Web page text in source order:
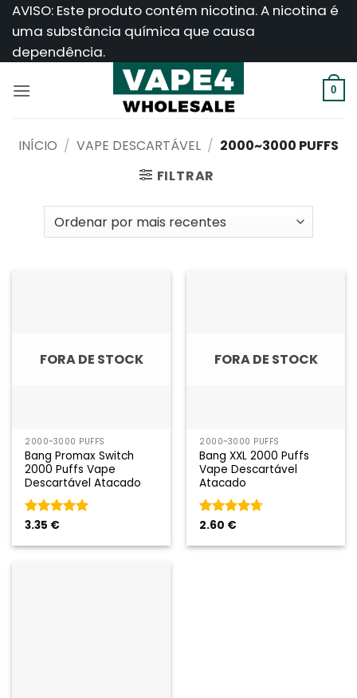
Saltar
para
AVISO: Este produto contém nicotina. A nicotina é
uma substância química que causa
dependência.
0
INÍCIO / VAPE DESCARTÁVEL / 2000~3000 PUFFS
FILTRAR
FORA DE STOCK
2000~3000 PUFFS
Bang Promax Switch
2000 Puffs Vape
Descartável Atacado
Classificado
5
3.35 €
FORA DE STOCK
2000~3000 PUFFS
Bang XXL 2000 Puffs
Vape Descartável
Atacado
Classificado
em 5
2.60 €